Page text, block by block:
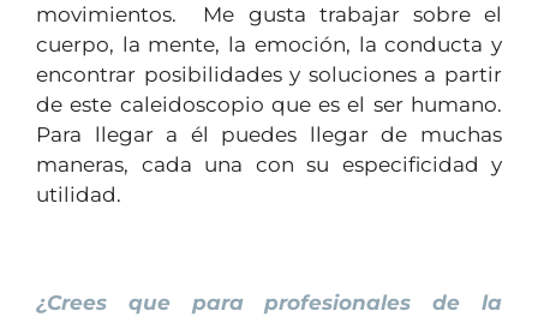
movimientos. Me gusta trabajar sobre el
cuerpo, la mente, la emoción, la conducta y
encontrar posibilidades y soluciones a partir
de este caleidoscopio que es el ser humano.
Para llegar a él puedes llegar de muchas
maneras, cada una con su especificidad y
utilidad.
¿Crees que para profesionales de la